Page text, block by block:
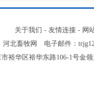
关于我们 - 友情连接 - 网
河北畜牧网 电子邮件：
裕华区裕华东路106-1号金领